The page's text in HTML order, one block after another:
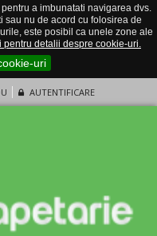
a imbunatati navigarea dvs.
sau nu de acord cu folosirea de
este posibil ca unele zone ale
pentru detalii despre cookie-uri.
uri
AUTENTIFICARE